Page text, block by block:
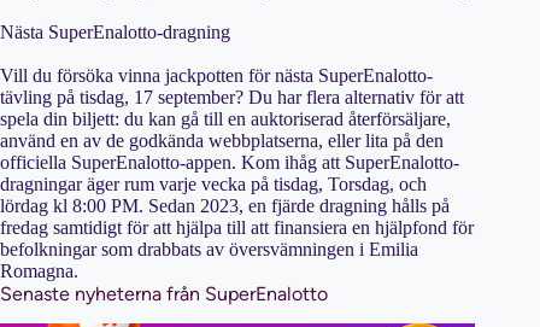
Nästa SuperEnalotto-dragning
Vill du försöka vinna jackpotten för nästa SuperEnalotto-
tävling på tisdag, 17 september? Du har flera alternativ för att
spela din biljett: du kan gå till en auktoriserad återförsäljare,
använd en av de godkända webbplatserna, eller lita på den
officiella SuperEnalotto-appen. Kom ihåg att SuperEnalotto-
dragningar äger rum varje vecka på tisdag, Torsdag, och
lördag kl 8:00 PM. Sedan 2023, en fjärde dragning hålls på
fredag samtidigt för att hjälpa till att finansiera en hjälpfond för
befolkningar som drabbats av översvämningen i Emilia
Romagna.
Senaste nyheterna från SuperEnalotto